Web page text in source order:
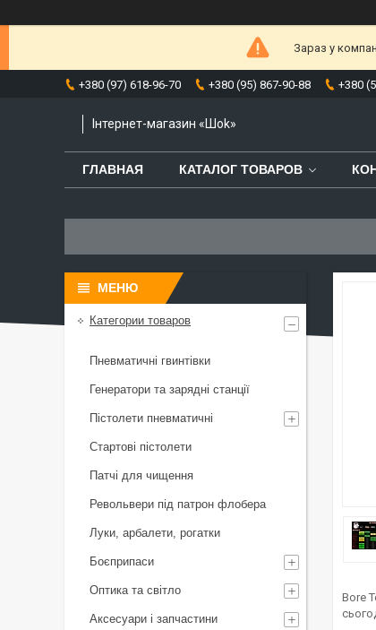
Зараз у
+380 (97) 618-96-70 +380 (95) 867-90-88 +380
Інтернет-магазин «Шоk»
ГЛАВНАЯ КАТАЛОГ ТОВАРОВ
Bore
Категории товаров
Пневматичні гвинтівки
Генератори та зарядні станції
Пістолети пневматичні
Стартові пістолети
Патчі для чищення
Револьвери під патрон флобера
Луки, арбалети, рогатки
Боєприпаси
Оптика та світло
Аксесуари і запчастини